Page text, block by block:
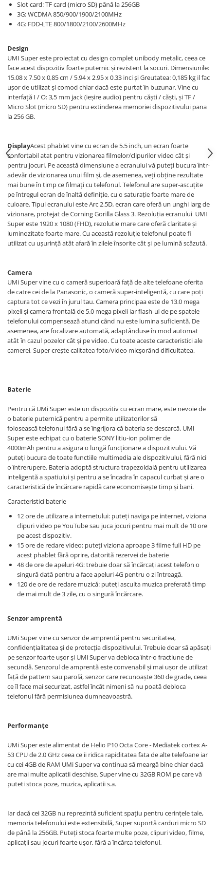
Slot card: TF card (micro SD) până la 256GB
3G: WCDMA 850/900/1900/2100MHz
4G: FDD-LTE 800/1800/2100/2600MHz
Design
UMI Super este proiectat cu design complet unibody metalic, ceea ce
face acest dispozitiv foarte puternic și rezistent la socuri. Dimensiunile:
15.08 x 7.50 x 0,85 cm / 5.94 x 2.95 x 0.33 inci și Greutatea: 0,185 kg il fac
ușor de utilizat și comod chiar dacă este purtat în buzunar. Vine cu
interfață I / O: 3,5 mm jack (ieșire audio) pentru căști / căști, și TF /
Micro Slot (micro SD) pentru extinderea memoriei dispozitivului pana
la 256 GB.
DisplayAcest phablet vine cu ecran de 5.5 inch, un ecran foarte
confortabil atat pentru vizionarea filmelor/clipurilor video cât și
pentru jocuri. Pe această dimensiune a ecranului vă puteți bucura într-
adevăr de vizionarea unui film și, de asemenea, veți obține rezultate
mai bune în timp ce filmați cu telefonul. Telefonul are super-ascuțite
pe întregul ecran de înaltă definiție, cu o saturație foarte mare de
culoare. Tipul ecranului este Arc 2.5D, ecran care oferă un unghi larg de
vizionare, protejat de Corning Gorilla Glass 3. Rezoluția ecranului UMI
Super este 1920 x 1080 (FHD), rezolutie mare care oferă claritate și
luminozitate foarte mare. Cu această rezoluție telefonul poate fi
utilizat cu ușurință atât afară în zilele însorite cât și pe lumină scăzută.
Camera
UMi Super vine cu o cameră superioară față de alte telefoane oferita
de catre cei de la Panasonic, o cameră super-inteligentă, cu care poți
captura tot ce vezi în jurul tau. Camera principaa este de 13.0 mega
pixeli și camera frontală de 5.0 mega pixeli iar flash-ul de pe spatele
telefonului compensează atunci când nu este lumina suficientă. De
asemenea, are focalizare automată, adaptânduse în mod automat
atât în cazul pozelor cât și pe video. Cu toate aceste caracteristici ale
camerei, Super crește calitatea foto/video micșorând dificultatea.
Baterie
Pentru că UMi Super este un dispozitiv cu ecran mare, este nevoie de
o baterie puternică pentru a permite utilizatorilor să
folosească telefonul fără a se îngrijora că bateria se descarcă. UMi
Super este echipat cu o baterie SONY litiu-ion polimer de
4000mAh pentru a asigura o lungă funcționare a dispozitivului. Vă
puteți bucura de toate functiile multimedia ale dispozitivului, fără nici
o întrerupere. Bateria adoptă structura trapezoidală pentru utilizarea
inteligentă a spatiului și pentru a se încadra în capacul curbat și are o
caracteristică de încărcare rapidă care economisește timp și bani.
Caracteristici baterie
12 ore de utilizare a internetului: puteți naviga pe internet, viziona
clipuri video pe YouTube sau juca jocuri pentru mai mult de 10 ore
pe acest dispozitiv.
15 ore de redare video: puteți viziona aproape 3 filme full HD pe
acest phablet fără oprire, datorită rezervei de baterie
48 de ore de apeluri 4G: trebuie doar să încărcați acest telefon o
singură dată pentru a face apeluri 4G pentru o zi întreagă.
120 de ore de redare muzică: puteți asculta muzica preferată timp
de mai mult de 3 zile, cu o singură încărcare.
Senzor amprentă
UMi Super vine cu senzor de amprentă pentru securitatea,
confidențialitatea și de protecția dispozitivului. Trebuie doar să apăsați
pe senzor foarte ușor și UMi Super va debloca într-o fractiune de
secundă. Senzorul de amprentă este convenabil și mai ușor de utilizat
față de pattern sau parolă, senzor care recunoaște 360 de grade, ceea
ce îl face mai securizat, astfel încât nimeni să nu poată debloca
telefonul fără permisiunea dumneavoastră.
Performanțe
UMi Super este alimentat de Helio P10 Octa Core - Mediatek cortex A-
53 CPU de 2.0 GHz ceea ce ii ridica rapiditatea fata de alte telefoane iar
cu cei 4GB de RAM UMi Super va continua să meargă bine chiar dacă
are mai multe aplicatii deschise. Super vine cu 32GB ROM pe care vă
puteti stoca poze, muzica, aplicatii s.a.
Iar dacă cei 32GB nu reprezintă suficient spațiu pentru cerințele tale,
memoria telefonului este extensibilă, Super suportă carduri micro SD
de până la 256GB. Puteți stoca foarte multe poze, clipuri video, filme,
aplicații sau jocuri foarte ușor, fără a încărca telefonul.